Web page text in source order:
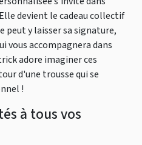
devient le cadeau collectif
peut y laisser sa signature,
vous accompagnera dans
adore imaginer ces
d'une trousse qui se
!
à tous vos